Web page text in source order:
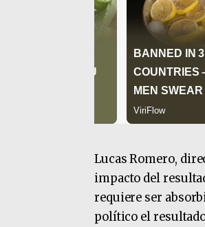
Lucas Romero,
impacto del
requiere ser
político el